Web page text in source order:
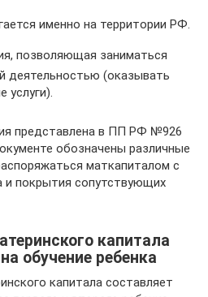
именно на территории РФ.
позволяющая заниматься
деятельностью (оказывать
услуги).
представлена в ПП РФ №926
обозначены различные
маткапиталом с
и покрытия сопутствующих
капитала
обучение ребенка
капитала составляет